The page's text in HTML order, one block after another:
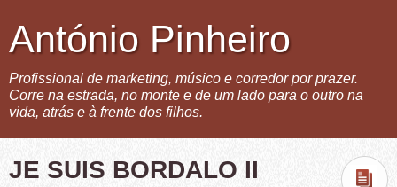
António Pinheiro
Profissional de marketing, músico e corredor por prazer.
Corre na estrada, no monte e de um lado para o outro na
vida, atrás e à frente dos filhos.
JE SUIS BORDALO II